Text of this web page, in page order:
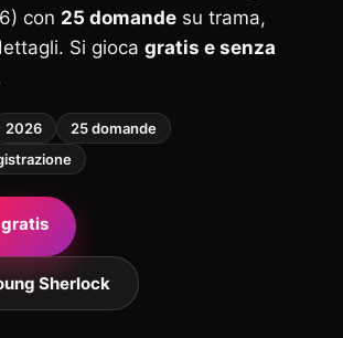
con 25 domande su trama,
Si gioca gratis e senza
2026
25 domande
gratis
Sherlock